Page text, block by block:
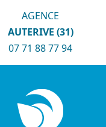
AGENCE
AUTERIVE (31)
07 71 88 77 94